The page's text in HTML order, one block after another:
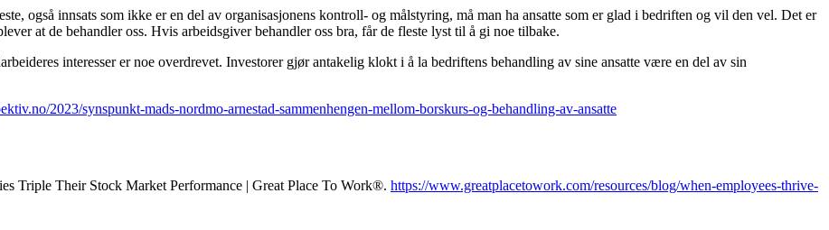
også innsats som ikke er en del av organisasjonens kontroll- og målstyring, må man ha ansatte som er glad i bedriften og vil den vel. Det er
at de behandler oss. Hvis arbeidsgiver behandler oss bra, får de fleste lyst til å gi noe tilbake.
interesser er noe overdrevet. Investorer gjør antakelig klokt i å la bedriftens behandling av sine ansatte være en del av sin
2023/synspunkt-mads-nordmo-arnestad-sammenhengen-mellom-borskurs-og-behandling-av-ansatte
Triple Their Stock Market Performance | Great Place To Work®. https://www.greatplacetowork.com/resources/blog/when-employees-thrive-